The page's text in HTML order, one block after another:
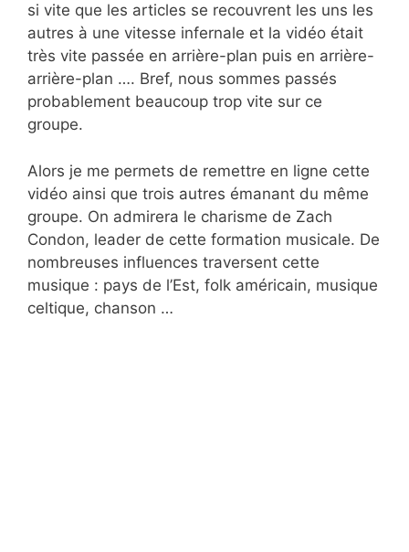
si vite que les articles se recouvrent les uns les
autres à une vitesse infernale et la vidéo était
très vite passée en arrière-plan puis en arrière-
arrière-plan …. Bref, nous sommes passés
probablement beaucoup trop vite sur ce
groupe.
Alors je me permets de remettre en ligne cette
vidéo ainsi que trois autres émanant du même
groupe. On admirera le charisme de Zach
Condon, leader de cette formation musicale. De
nombreuses influences traversent cette
musique : pays de l’Est, folk américain, musique
celtique, chanson …